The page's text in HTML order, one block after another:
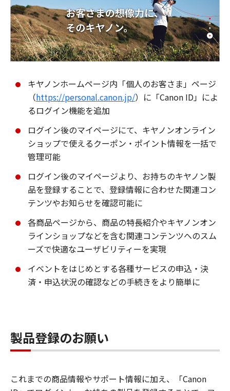
キヤノンホームページ内「個人のお客さま」ページ
（https://personal.canon.jp/）に「Canon ID」によ
るログイン機能を追加
ログイン後のマイページにて、キヤノンオンライン
ショップで使えるクーポン・ポイント情報を一括で
管理可能
ログイン後のマイページより、お持ちのキヤノン製
品を登録することで、登録情報に合わせた関連コン
テンツやお知らせを確認可能に
各商品ページから、商品の特長紹介やキヤノンオン
ラインショップなどを含む関連コンテンツへのスム
ーズで快適なユーザビリティーを実現
イベントをはじめとする各種サービスの申込・決
済・申込状況の確認などの手続きをより簡単に
製品登録のお願い
これまでの商品情報やサポート情報に加え、「Canon